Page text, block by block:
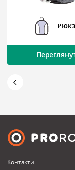
Контакти